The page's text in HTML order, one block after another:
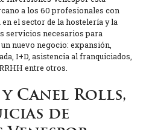
a los 60 profesionales con
el sector de la hostelería y la
servicios necesarios para
nuevo negocio: expansión,
I+D, asistencia al franquiciados,
entre otros.
Canel Rolls,
de